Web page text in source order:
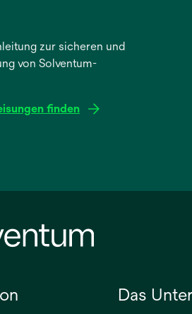
zur sicheren und
von Solventum-
finden
Das